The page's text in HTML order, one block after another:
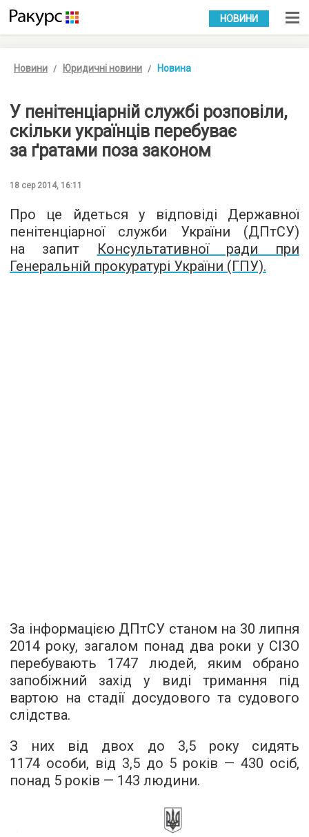
УКР РУС
НОВИНИ
Новини Юридичні новини Новина
У пенітенціарній службі розповіли,
скільки українців перебуває
за ґратами поза законом
18 сер 2014, 16:11
Про це йдеться у відповіді Державної
пенітенціарної служби України (ДПтСУ)
на запит
Консультативної ради при
Генеральній прокуратурі України (ГПУ).
За інформацією ДПтСУ станом на 30 липня
2014 року, загалом понад два роки у СІЗО
перебувають 1747 людей, яким обрано
запобіжний захід у виді тримання під
вартою на стадії досудового та судового
слідства.
З них від двох до 3,5 року сидять
1174 особи, від 3,5 до 5 років — 430 осіб,
понад 5 років — 143 людини.